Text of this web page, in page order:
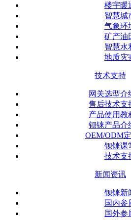
楼宇暖
智慧城
气象环
矿产油
智慧水
地质灾
技术支持
网关选型介
售后技术支
产品使用教
钡铼产品介
OEM/ODM
钡铼课
技术支
新闻资讯
钡铼新
国内参
国外参